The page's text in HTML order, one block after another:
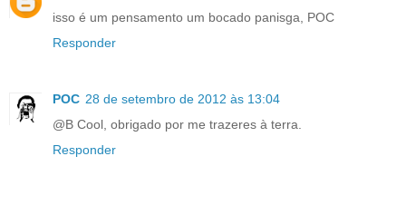
isso é um pensamento um bocado panisga, POC
Responder
POC 28 de setembro de 2012 às 13:04
@B Cool, obrigado por me trazeres à terra.
Responder